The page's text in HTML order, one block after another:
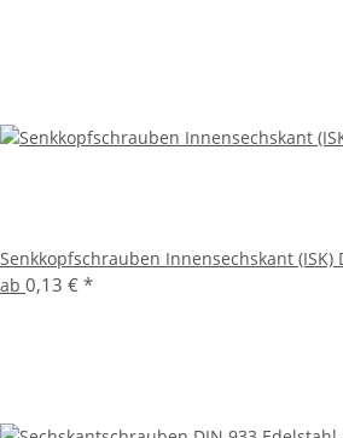
Senkkopfschrauben Innensechskant (ISK)
ab 0,13 € *